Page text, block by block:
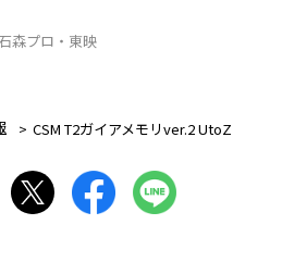
森プロ・東映
CSM T2ガイアメモリver.2 UtoZ